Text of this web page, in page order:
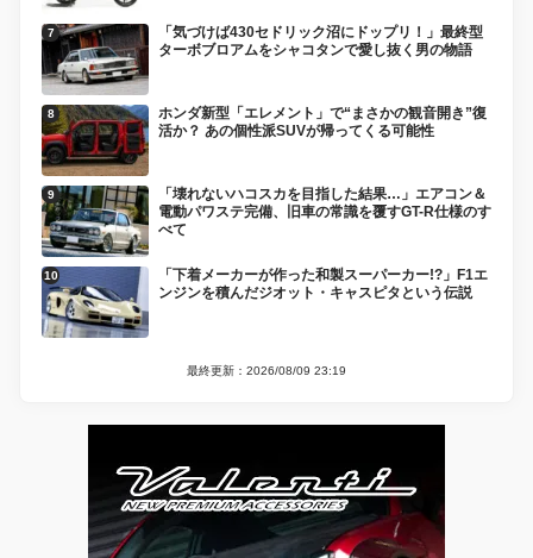
「気づけば430セドリック沼にドップリ！」最終型
ターボブロアムをシャコタンで愛し抜く男の物語
ホンダ新型「エレメント」で“まさかの観音開き”復
活か？ あの個性派SUVが帰ってくる可能性
「壊れないハコスカを目指した結果…」エアコン＆
電動パワステ完備、旧車の常識を覆すGT-R仕様のす
べて
「下着メーカーが作った和製スーパーカー!?」F1エ
ンジンを積んだジオット・キャスピタという伝説
最終更新：2026/08/09 23:19